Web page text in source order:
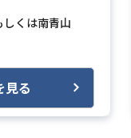
くは南青山
見る